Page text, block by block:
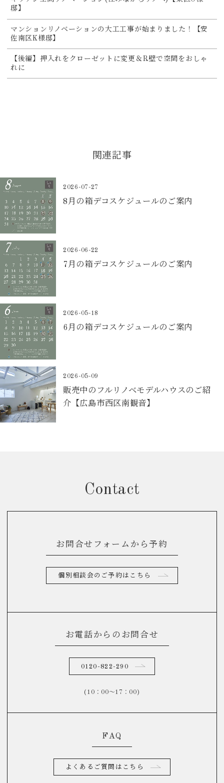
邸】
マンションリノベーションの大工工事が始まりました！【安
佐南区K様邸】
【後編】押入れをクローゼットに変更＆R壁で空間をおしゃ
れに
関連記事
2026-07-27
8月の箱デコスケジュールのご案内
2026-06-22
7月の箱デコスケジュールのご案内
2026-05-18
6月の箱デコスケジュールのご案内
2026-05-09
販売中のフルリノベモデルハウスのご紹
介【広島市西区南観音】
Contact
お問合せフォームから予約
個別相談会のご予約はこちら
お電話からのお問合せ
0120-822-290
(10：00～17：00)
FAQ
よくあるご質問はこちら